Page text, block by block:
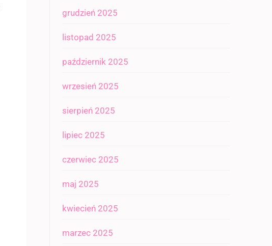
grudzień 2025
listopad 2025
październik 2025
wrzesień 2025
sierpień 2025
lipiec 2025
czerwiec 2025
maj 2025
kwiecień 2025
marzec 2025